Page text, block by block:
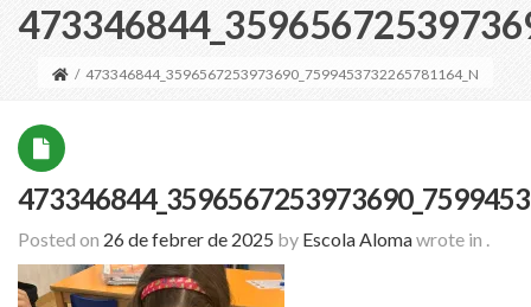
/ 473346844_3596567253973690_7599453732265781164_N
Posted on 26 de febrer de 2025 by Escola Alomawrote in .